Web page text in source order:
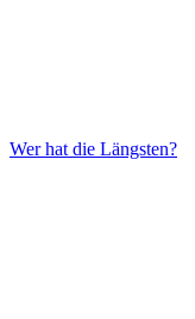
Wer hat die Längsten?